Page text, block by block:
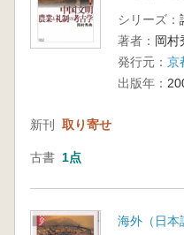
シリーズ：
著者： 岡
発行元： 京
出版年：
新刊 取り寄せ
古書 1点
海外（日本